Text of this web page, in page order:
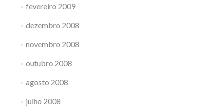
fevereiro 2009
dezembro 2008
novembro 2008
outubro 2008
agosto 2008
julho 2008